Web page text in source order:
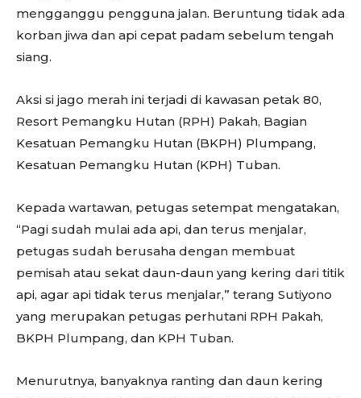
mengganggu pengguna jalan. Beruntung tidak ada
korban jiwa dan api cepat padam sebelum tengah
siang.
Aksi si jago merah ini terjadi di kawasan petak 80,
Resort Pemangku Hutan (RPH) Pakah, Bagian
Kesatuan Pemangku Hutan (BKPH) Plumpang,
Kesatuan Pemangku Hutan (KPH) Tuban.
Kepada wartawan, petugas setempat mengatakan,
“Pagi sudah mulai ada api, dan terus menjalar,
petugas sudah berusaha dengan membuat
pemisah atau sekat daun-daun yang kering dari titik
api, agar api tidak terus menjalar,” terang Sutiyono
yang merupakan petugas perhutani RPH Pakah,
BKPH Plumpang, dan KPH Tuban.
Menurutnya, banyaknya ranting dan daun kering